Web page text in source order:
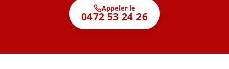
Appeler le
0472 53 24 26